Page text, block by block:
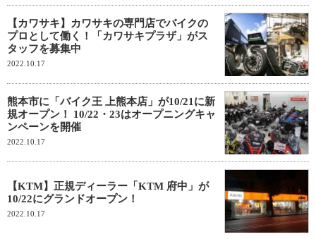
【カワサキ】カワサキの専門店でバイクの
プロとして働く！「カワサキプラザ」がス
タッフを募集中
2022.10.17
熊本市に「バイク王 上熊本店」が10/21に新
規オープン！ 10/22・23はオープニングキャ
ンペーンを開催
2022.10.17
【KTM】正規ディーラー「KTM 府中」が
10/22にグランドオープン！
2022.10.17